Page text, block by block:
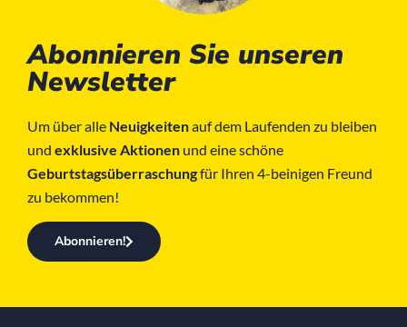
Abonnieren Sie unseren
Newsletter
Um über alle Neuigkeitenauf dem Laufenden zu bleiben
und exklusive Aktionen und eine schöne
Geburtstagsüberraschungfür Ihren 4-beinigen Freund
zu bekommen!
Abonnieren!